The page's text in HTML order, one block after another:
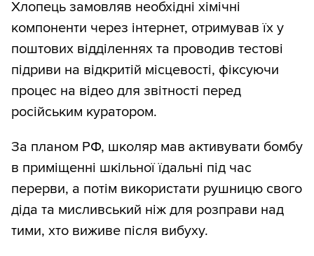
Хлопець замовляв необхідні хімічні
компоненти через інтернет, отримував їх у
поштових відділеннях та проводив тестові
підриви на відкритій місцевості, фіксуючи
процес на відео для звітності перед
російським куратором.
За планом РФ, школяр мав активувати бомбу
в приміщенні шкільної їдальні під час
перерви, а потім використати рушницю свого
діда та мисливський ніж для розправи над
тими, хто виживе після вибуху.